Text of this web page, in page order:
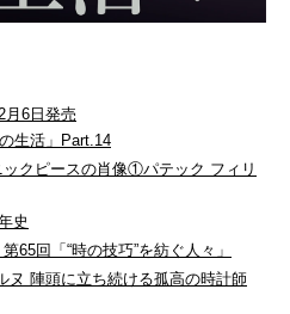
月6日発売
生活」Part.14
クピースの肖像①パテック フィリ
史
65回「“時の技巧”を紡ぐ人々」
ヌ 陣頭に立ち続ける孤高の時計師